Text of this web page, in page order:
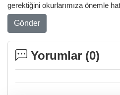
gerektiğini okurlarımıza önemle
Gönder
Yorumlar (0)